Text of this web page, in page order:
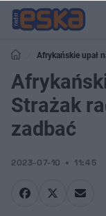
Afrykańskie upał
Strażak
zadbać
2023-07-10 11:45